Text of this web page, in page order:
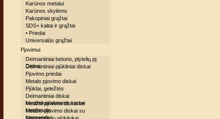
Karūnos metalui
Karūnos skylėms
Pakopiniai grąžtai
SDS+ kaltai ir grąžtai
• Priedai
Universalūs grąžtai
Pjovimui
Deimantiniai betono, plytelių pj.
Diskai
Deimantiniai pjūkliniai diskai
Pjovimo priedai
Metalo pjovimo diskai
Pjūklai, geležtės
Deimantiniai diskai
keramikai/akmens masei
Medžio pjovimo diskai be
kietmetalio
Medžio pjovimo diskai su
kietmetaliu